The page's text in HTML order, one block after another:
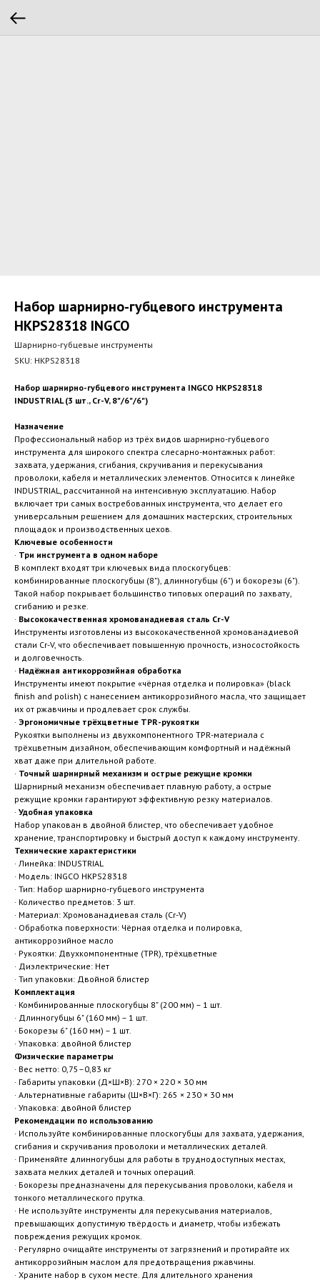
Набор шарнирно-губцевого инструмента
HKPS28318 INGCO
Шарнирно-губцевые инструменты
SKU: HKPS28318
Набор шарнирно-губцевого инструмента INGCO HKPS28318
INDUSTRIAL (3 шт., Cr-V, 8"/6"/6")
Назначение
Профессиональный набор из трёх видов шарнирно-губцевого
инструмента для широкого спектра слесарно-монтажных работ:
захвата, удержания, сгибания, скручивания и перекусывания
проволоки, кабеля и металлических элементов. Относится к линейке
INDUSTRIAL, рассчитанной на интенсивную эксплуатацию. Набор
включает три самых востребованных инструмента, что делает его
универсальным решением для домашних мастерских, строительных
площадок и производственных цехов.
Ключевые особенности
· Три инструмента в одном наборе
В комплект входят три ключевых вида плоскогубцев:
комбинированные плоскогубцы (8"), длинногубцы (6") и бокорезы (6").
Такой набор покрывает большинство типовых операций по захвату,
сгибанию и резке.
· Высококачественная хромованадиевая сталь Cr-V
Инструменты изготовлены из высококачественной хромованадиевой
стали Cr-V, что обеспечивает повышенную прочность, износостойкость
и долговечность.
· Надёжная антикоррозийная обработка
Инструменты имеют покрытие «чёрная отделка и полировка» (black
finish and polish) с нанесением антикоррозийного масла, что защищает
их от ржавчины и продлевает срок службы.
· Эргономичные трёхцветные TPR-рукоятки
Рукоятки выполнены из двухкомпонентного TPR-материала с
трёхцветным дизайном, обеспечивающим комфортный и надёжный
хват даже при длительной работе.
· Точный шарнирный механизм и острые режущие кромки
Шарнирный механизм обеспечивает плавную работу, а острые
режущие кромки гарантируют эффективную резку материалов.
· Удобная упаковка
Набор упакован в двойной блистер, что обеспечивает удобное
хранение, транспортировку и быстрый доступ к каждому инструменту.
Технические характеристики
· Линейка: INDUSTRIAL
· Модель: INGCO HKPS28318
· Тип: Набор шарнирно-губцевого инструмента
· Количество предметов: 3 шт.
· Материал: Хромованадиевая сталь (Cr-V)
· Обработка поверхности: Чёрная отделка и полировка,
антикоррозийное масло
· Рукоятки: Двухкомпонентные (TPR), трёхцветные
· Диэлектрические: Нет
· Тип упаковки: Двойной блистер
Комплектация
· Комбинированные плоскогубцы 8" (200 мм) – 1 шт.
· Длинногубцы 6" (160 мм) – 1 шт.
· Бокорезы 6" (160 мм) – 1 шт.
· Упаковка: двойной блистер
Физические параметры
· Вес нетто: 0,75–0,83 кг
· Габариты упаковки (Д×Ш×В): 270 × 220 × 30 мм
· Альтернативные габариты (Ш×В×Г): 265 × 230 × 30 мм
· Упаковка: двойной блистер
Рекомендации по использованию
· Используйте комбинированные плоскогубцы для захвата, удержания,
сгибания и скручивания проволоки и металлических деталей.
· Применяйте длинногубцы для работы в труднодоступных местах,
захвата мелких деталей и точных операций.
· Бокорезы предназначены для перекусывания проволоки, кабеля и
тонкого металлического прутка.
· Не используйте инструменты для перекусывания материалов,
превышающих допустимую твёрдость и диаметр, чтобы избежать
повреждения режущих кромок.
· Регулярно очищайте инструменты от загрязнений и протирайте их
антикоррозийным маслом для предотвращения ржавчины.
· Храните набор в сухом месте. Для длительного хранения